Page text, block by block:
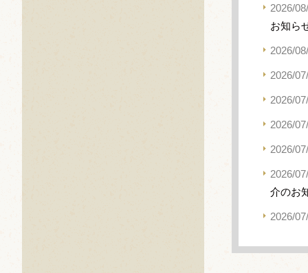
2026/
お知ら
2026/
2026/
2026/
2026/
2026/
2026/
介のお
2026/